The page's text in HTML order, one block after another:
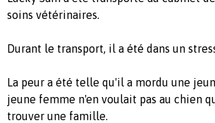
soins vétérinaires.
Durant le transport, il a été dans un
La peur a été telle qu'il a mordu une
jeune femme n'en voulait pas au chien
trouver une famille.